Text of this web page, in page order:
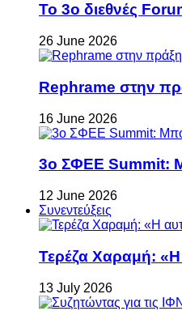
Το 3ο διεθνές
26 June 2026
Rephrame στην
16 June 2026
3ο ΣΦΕΕ Summit:
12 June 2026
Συνεντεύξεις
Τερέζα Χαραμή: «Η
13 July 2026